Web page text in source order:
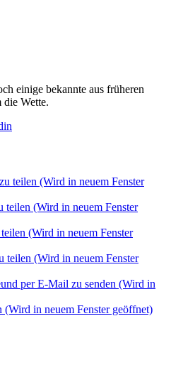
einige bekannte aus früheren
Wette.
teilen (Wird in neuem Fenster
(Wird in neuem Fenster
(Wird in neuem Fenster
teilen (Wird in neuem Fenster
per E-Mail zu senden (Wird in
in neuem Fenster geöffnet)